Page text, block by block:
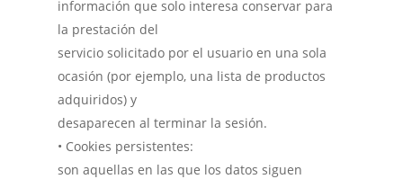
información que solo interesa conservar para
la prestación del
servicio solicitado por el usuario en una sola
ocasión (por ejemplo, una lista de productos
adquiridos) y
desaparecen al terminar la sesión.
• Cookies persistentes:
son aquellas en las que los datos siguen